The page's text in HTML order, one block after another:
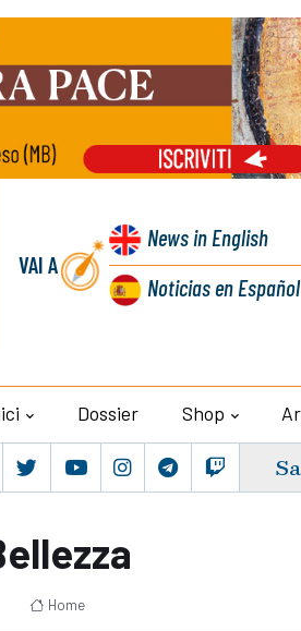
VAI A
Newsin English
Noticiasen Español
Dossier Shop
Home